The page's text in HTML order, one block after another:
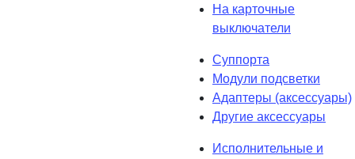
На карточные
выключатели
Суппорта
Модули подсветки
Адаптеры (аксессуары)
Другие аксессуары
Исполнительные и